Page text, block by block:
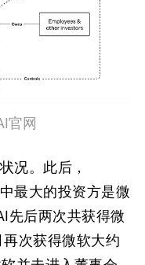
官网
况。此后，
最大的投资方是微
先后两次共获得微
次获得微软大约